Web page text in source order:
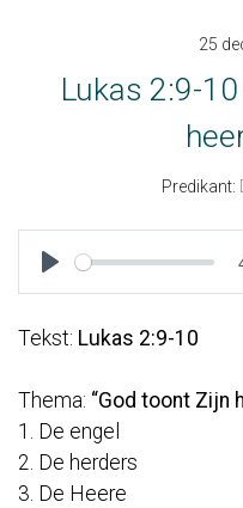
25
Lukas 2:9-
Predikant:
Play
Tekst: Lukas 2:9-10
Thema: “God toont Zijn
1. De engel
2. De herders
3. De Heere